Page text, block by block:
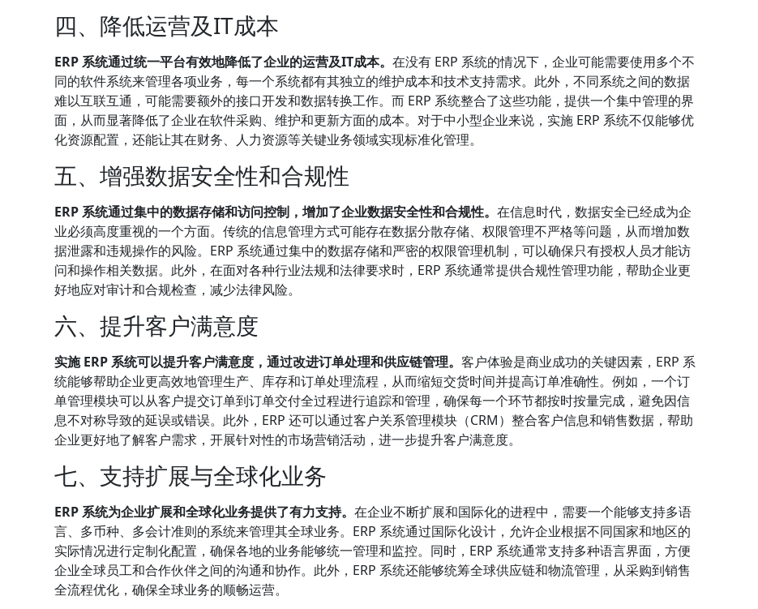
四、降低运营及IT成本
ERP 系统通过统一平台有效地降低了企业的运营及IT成本。在没有 ERP 系统的情况下，企业可能需要使用多个不
同的软件系统来管理各项业务，每一个系统都有其独立的维护成本和技术支持需求。此外，不同系统之间的数据
难以互联互通，可能需要额外的接口开发和数据转换工作。而 ERP 系统整合了这些功能，提供一个集中管理的界
面，从而显著降低了企业在软件采购、维护和更新方面的成本。对于中小型企业来说，实施 ERP 系统不仅能够优
化资源配置，还能让其在财务、人力资源等关键业务领域实现标准化管理。
五、增强数据安全性和合规性
ERP 系统通过集中的数据存储和访问控制，增加了企业数据安全性和合规性。在信息时代，数据安全已经成为企
业必须高度重视的一个方面。传统的信息管理方式可能存在数据分散存储、权限管理不严格等问题，从而增加数
据泄露和违规操作的风险。ERP 系统通过集中的数据存储和严密的权限管理机制，可以确保只有授权人员才能访
问和操作相关数据。此外，在面对各种行业法规和法律要求时，ERP 系统通常提供合规性管理功能，帮助企业更
好地应对审计和合规检查，减少法律风险。
六、提升客户满意度
实施 ERP 系统可以提升客户满意度，通过改进订单处理和供应链管理。客户体验是商业成功的关键因素，ERP 系
统能够帮助企业更高效地管理生产、库存和订单处理流程，从而缩短交货时间并提高订单准确性。例如，一个订
单管理模块可以从客户提交订单到订单交付全过程进行追踪和管理，确保每一个环节都按时按量完成，避免因信
息不对称导致的延误或错误。此外，ERP 还可以通过客户关系管理模块（CRM）整合客户信息和销售数据，帮助
企业更好地了解客户需求，开展针对性的市场营销活动，进一步提升客户满意度。
七、支持扩展与全球化业务
ERP 系统为企业扩展和全球化业务提供了有力支持。在企业不断扩展和国际化的进程中，需要一个能够支持多语
言、多币种、多会计准则的系统来管理其全球业务。ERP 系统通过国际化设计，允许企业根据不同国家和地区的
实际情况进行定制化配置，确保各地的业务能够统一管理和监控。同时，ERP 系统通常支持多种语言界面，方便
企业全球员工和合作伙伴之间的沟通和协作。此外，ERP 系统还能够统筹全球供应链和物流管理，从采购到销售
全流程优化，确保全球业务的顺畅运营。